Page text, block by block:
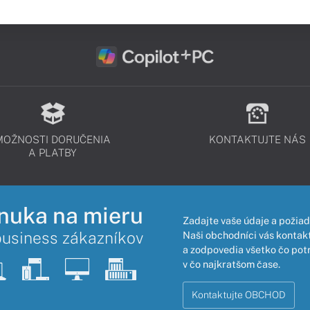
DORUČENIA
A PLATBY
KONTAKTUJTE NÁS
na mieru
zákazníkov
Zadajte vaše údaje a
Naši obchodníci vás
a zodpovedia všetko čo
v čo najkratšom čase.
Kontaktujte OBCHOD